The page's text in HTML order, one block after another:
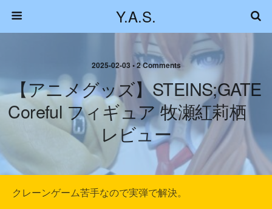
Y.A.S.
2025-02-03 • 2 Comments
【アニメグッズ】STEINS;GATE
Coreful フィギュア 牧瀬紅莉栖
レビュー
クレーンゲーム苦手なので実弾で解決。